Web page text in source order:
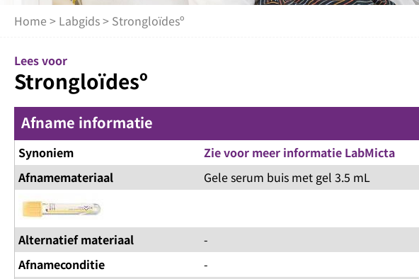
Home > Labgids> Strongloïdesº
Lees voor
Strongloïdesº
Afname informatie
Synoniem
Zie voor meer informatie LabMicta
Afnamemateriaal
Gele serum buis met gel 3.5 mL
Alternatief materiaal
-
Afnameconditie
-